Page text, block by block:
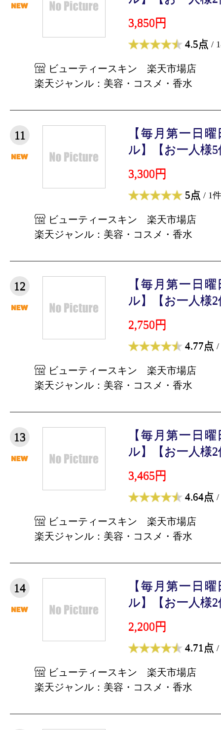
3,850円
4.5点 /
ビューティースキン 楽天市場店
楽天ジャンル：美容・コスメ・香水
11
【毎月第一日
ル】【お一人様
3,300円
5点 / 1件
ビューティースキン 楽天市場店
楽天ジャンル：美容・コスメ・香水
12
【毎月第一日
ル】【お一人様
2,750円
4.77点 /
ビューティースキン 楽天市場店
楽天ジャンル：美容・コスメ・香水
13
【毎月第一日
ル】【お一人様
3,465円
4.64点 /
ビューティースキン 楽天市場店
楽天ジャンル：美容・コスメ・香水
14
【毎月第一日
ル】【お一人様
2,200円
4.71点 /
ビューティースキン 楽天市場店
楽天ジャンル：美容・コスメ・香水